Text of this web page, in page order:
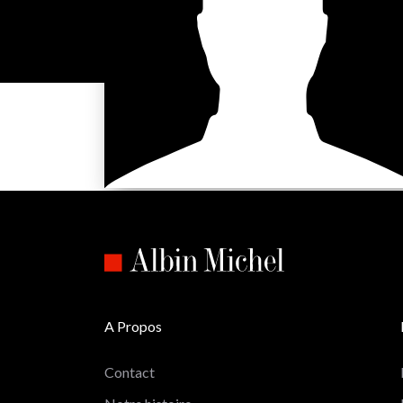
A Propos
Contact